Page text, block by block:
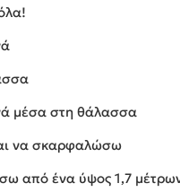
μέσα στη θάλασσα
να σκαρφαλώσω
από ένα ύψος 1,7